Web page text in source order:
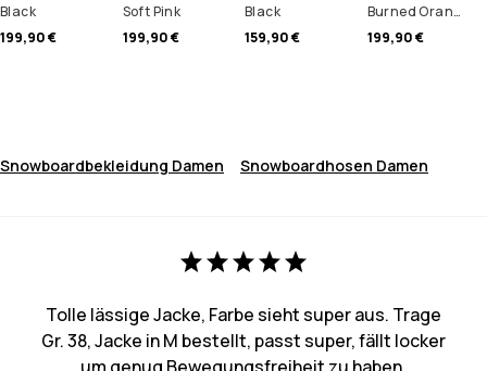
Black
199,90 €
Soft Pink
199,90 €
Black
159,90 €
Burned Orange
199,90 €
Snowboardbekleidung Damen Snowboardhosen Damen
Tolle lässige Jacke, Farbe sieht super aus. Trage
Gr. 38, Jacke in M bestellt, passt super, fällt locker